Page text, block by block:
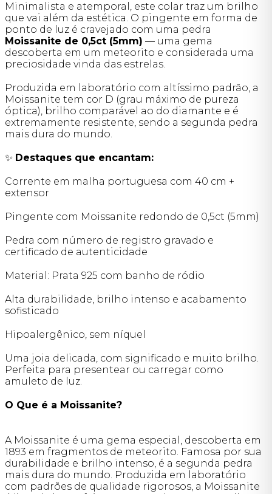
Minimalista e atemporal, este colar traz um brilho
que vai além da estética. O pingente em forma de
ponto de luz é cravejado com uma pedra
Moissanite de 0,5ct (5mm) — uma gema
descoberta em um meteorito e considerada uma
preciosidade vinda das estrelas.
Produzida em laboratório com altíssimo padrão, a
Moissanite tem cor D (grau máximo de pureza
óptica), brilho comparável ao do diamante e é
extremamente resistente, sendo a segunda pedra
mais dura do mundo.
✨ Destaques que encantam:
Corrente em malha portuguesa com 40 cm +
extensor
Pingente com Moissanite redondo de 0,5ct (5mm)
Pedra com número de registro gravado e
certificado de autenticidade
Material: Prata 925 com banho de ródio
Alta durabilidade, brilho intenso e acabamento
sofisticado
Hipoalergênico, sem níquel
Uma joia delicada, com significado e muito brilho.
Perfeita para presentear ou carregar como
amuleto de luz.
O Que é a Moissanite?
A Moissanite é uma gema especial, descoberta em
1893 em fragmentos de meteorito. Famosa por sua
durabilidade e brilho intenso, é a segunda pedra
mais dura do mundo. Produzida em laboratório
com padrões de qualidade rigorosos, a Moissanite